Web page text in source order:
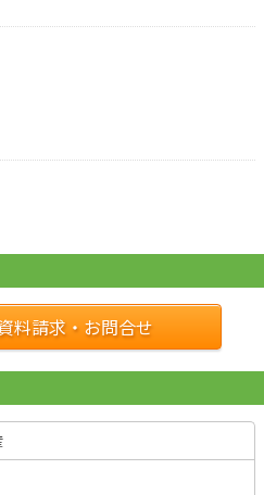
料請求・お問合せ